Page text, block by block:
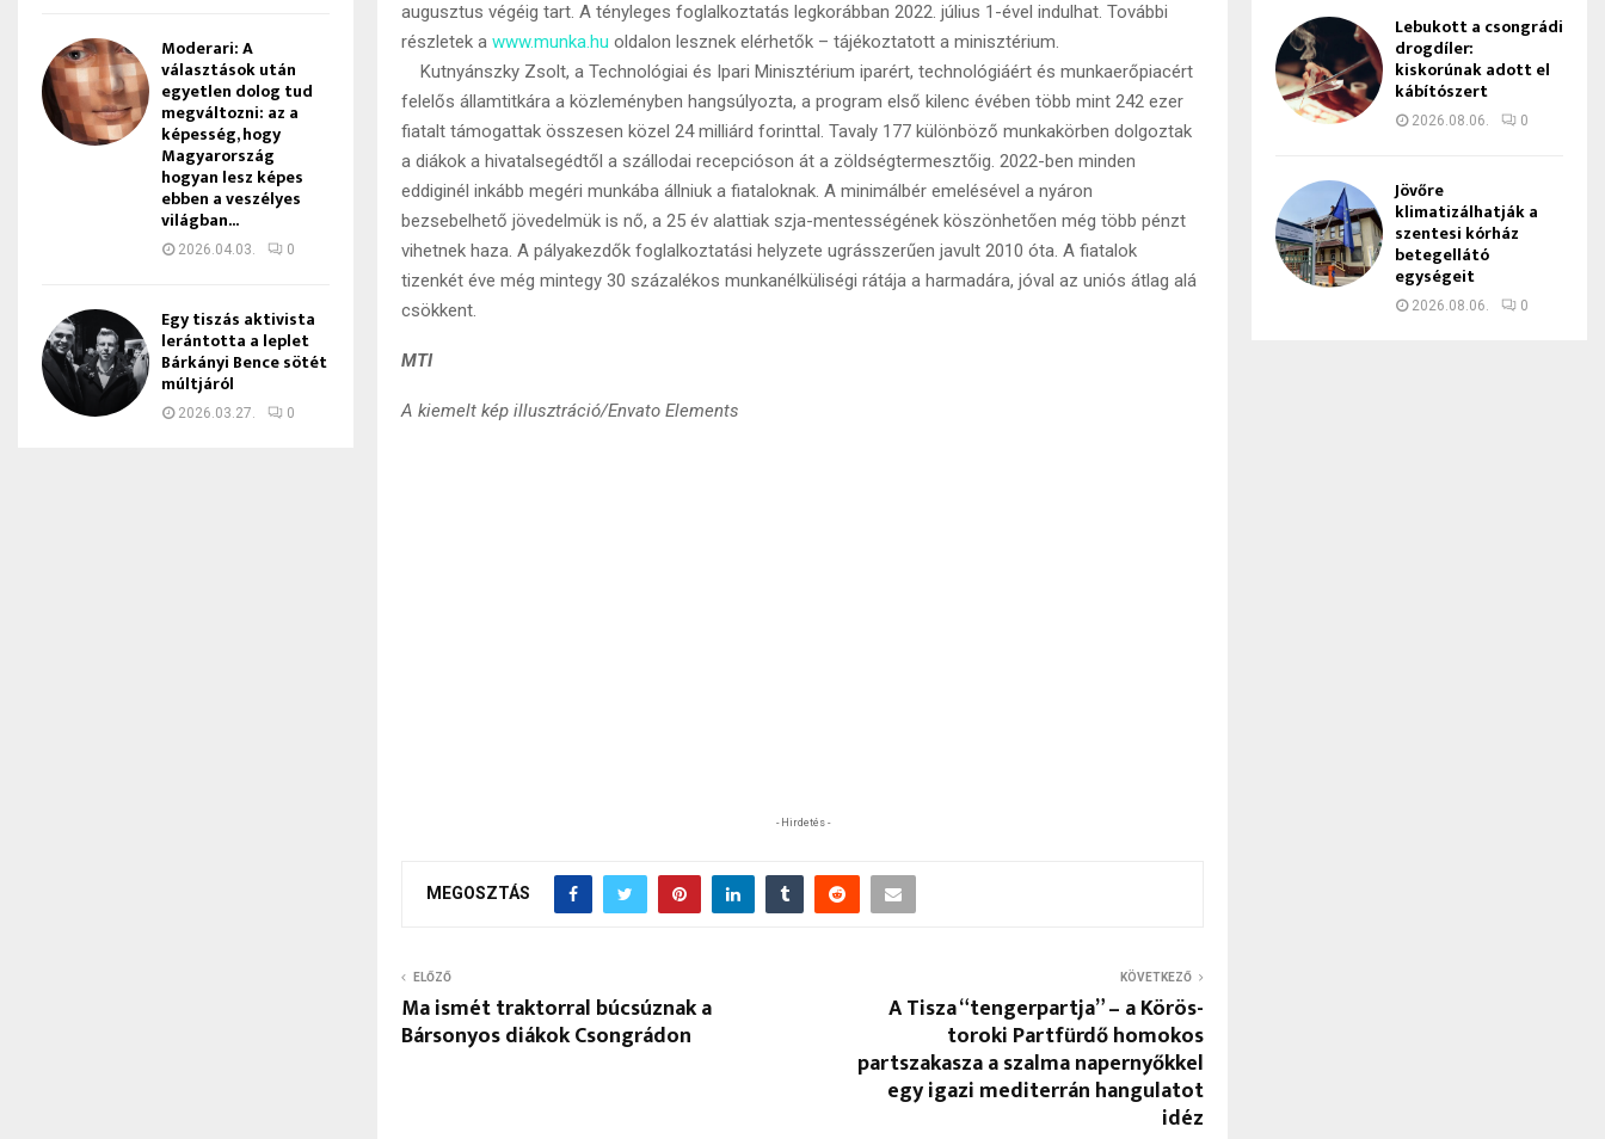
augusztus végéig tart. A tényleges foglalkoztatás legkorábban 2022. július 1-ével indulhat. További
részletek awww.munka.hu oldalon lesznek elérhetők – tájékoztatott a minisztérium.
Kutnyánszky Zsolt, a Technológiai és Ipari Minisztérium iparért, technológiáért és munkaerőpiacért
felelős államtitkára a közleményben hangsúlyozta, a program első kilenc évében több mint 242 ezer
fiatalt támogattak összesen közel 24 milliárd forinttal. Tavaly 177 különböző munkakörben dolgoztak
a diákok a hivatalsegédtől a szállodai recepcióson át a zöldségtermesztőig. 2022-ben minden
eddiginél inkább megéri munkába állniuk a fiataloknak. A minimálbér emelésével a nyáron
bezsebelhető jövedelmük is nő, a 25 év alattiak szja-mentességének köszönhetően még több pénzt
vihetnek haza. A pályakezdők foglalkoztatási helyzete ugrásszerűen javult 2010 óta. A fiatalok
tizenkét éve még mintegy 30 százalékos munkanélküliségi rátája a harmadára, jóval az uniós átlag alá
csökkent.
MTI
A kiemelt kép illusztráció/Envato Elements
- Hirdetés -
MEGOSZTÁS
ELŐZŐ
Ma ismét traktorral búcsúznak a
Bársonyos diákok Csongrádon
KÖVETKEZŐ
A Tisza “tengerpartja” – a Körös-
toroki Partfürdő homokos
partszakasza a szalma napernyőkkel
egy igazi mediterrán hangulatot
idéz
Moderari: A
választások után
egyetlen dolog tud
megváltozni: az a
képesség, hogy
Magyarország
hogyan lesz képes
ebben a veszélyes
világban...
2026.04.03. 0
Egy tiszás aktivista
lerántotta a leplet
Bárkányi Bence sötét
múltjáról
2026.03.27. 0
Lebukott a csongrádi
drogdíler:
kiskorúnak adott el
kábítószert
2026.08.06. 0
Jövőre
klimatizálhatják a
szentesi kórház
betegellátó
egységeit
2026.08.06. 0